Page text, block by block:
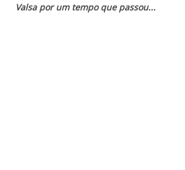
Valsa por um tempo que passou...